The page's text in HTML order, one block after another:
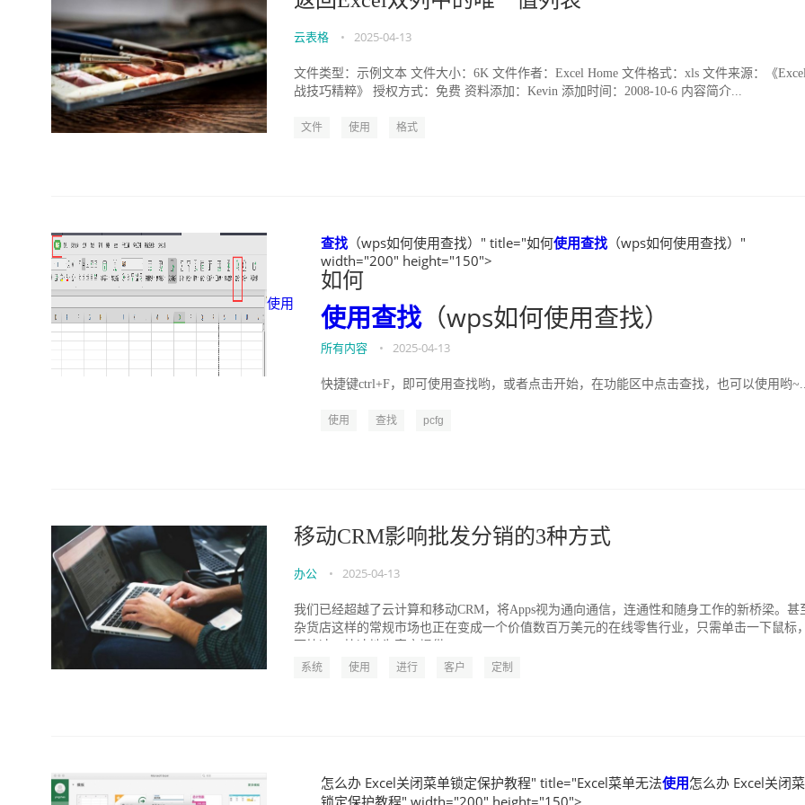
云表格 • 2025-04-13
文件类型：示例文本 文件大小：6K 文件作者：Excel Home 文件格式：xls 文件来源：《
战技巧精粹》 授权方式：免费 资料添加：Kevin 添加时间：2008-10-6 内容简介...
文件 使用 格式
使用
查找（wps如何使用查找）" title="如何使用查找（wps如何使用查找）"
width="200" height="150">
如何
使用查找（wps如何使用查找）
所有内容 • 2025-04-13
快捷键ctrl+F，即可使用查找哟，或者点击开始，在功能区中点击查找，也可以使用哟
使用 查找 pcfg
移动CRM影响批发分销的3种方式
办公 • 2025-04-13
我们已经超越了云计算和移动CRM，将Apps视为通向通信，连通性和随身工作的新桥梁。甚
杂货店这样的常规市场也正在变成一个价值数百万美元的在线零售行业，只需单击一下鼠标
系统 使用 进行 客户 定制
怎么办 Excel关闭菜单锁定保护教程" title="Excel菜单无法使用怎么办 Excel关闭
锁定保护教程" width="200" height="150">